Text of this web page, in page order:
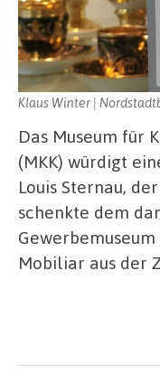
Klaus Winter |
Das Museum für
(MKK) würdigt
Louis Sternau,
schenkte dem
Mobiliar aus der